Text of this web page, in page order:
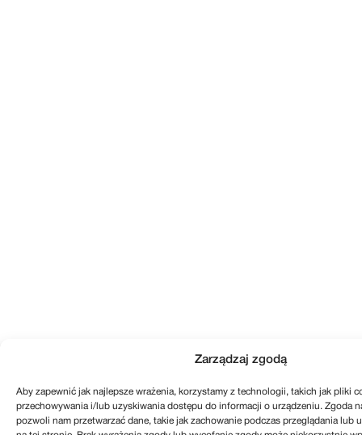
Zarządzaj zgodą
Aby zapewnić jak najlepsze wrażenia, korzystamy z technologii, takich jak pliki
przechowywania i/lub uzyskiwania dostępu do informacji o urządzeniu. Zgoda
pozwoli nam przetwarzać dane, takie jak zachowanie podczas przeglądania lub